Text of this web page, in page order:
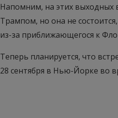
Напомним, на этих выходных
Трампом, но она не
из-за приближающегося к
Теперь планируется, что
28 сентября в Нью-Йорке во